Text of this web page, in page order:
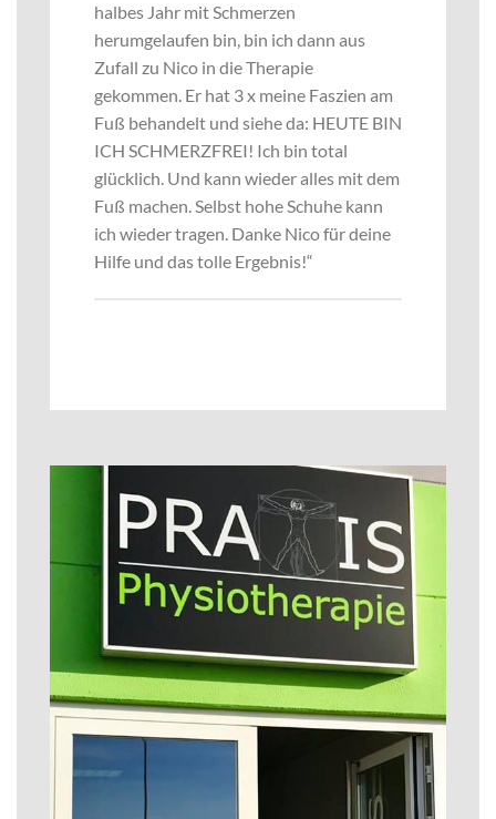
halbes Jahr mit Schmerzen
herumgelaufen bin, bin ich dann aus
Zufall zu Nico in die Therapie
gekommen. Er hat 3 x meine Faszien am
Fuß behandelt und siehe da: HEUTE BIN
ICH SCHMERZFREI! Ich bin total
glücklich. Und kann wieder alles mit dem
Fuß machen. Selbst hohe Schuhe kann
ich wieder tragen. Danke Nico für deine
Hilfe und das tolle Ergebnis!“